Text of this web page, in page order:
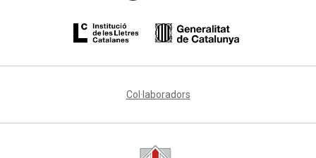
Col·laboradors